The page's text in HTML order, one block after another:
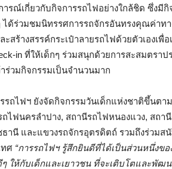
รณ์เกี่ยวกับกิจการรถไฟอย่างใกล้ชิด ซึ่งมี
ได้ร่วมชมนิทรรศการรถจักรอันทรงคุณค่าท
สร้างสรรค์กระเป๋าลายรถไฟด้วยตัวเองเพื่
in ที่ให้เด็กๆ ร่วมสนุกด้วยการสะสมตรา
ร่วมกิจกรรมเป็นจำนวนมาก
รถไฟฯ ยังจัดกิจกรรมวันเด็กแห่งชาติขึ้นต
ไฟนครลำปาง, สถานีรถไฟหนองแวง, สถ
านี และแขวงรถจักรอุตรดิตถ์ รวมถึงร่วมส
ทศ “การรถไฟฯ รู้สึกยินดีที่ได้เป็นส่วนหนึ่งข
ๆ ให้กับเด็กและเยาวชน ที่จะเติบโตและพัฒ